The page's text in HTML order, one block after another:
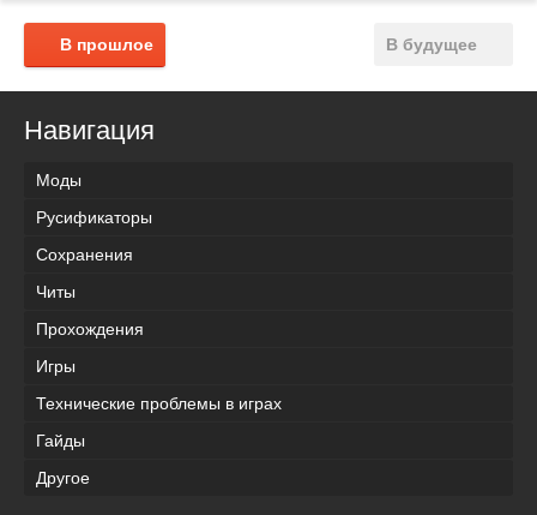
В будущее
В прошлое
Навигация
Моды
Русификаторы
Сохранения
Читы
Прохождения
Игры
Технические проблемы в играх
Гайды
Другое